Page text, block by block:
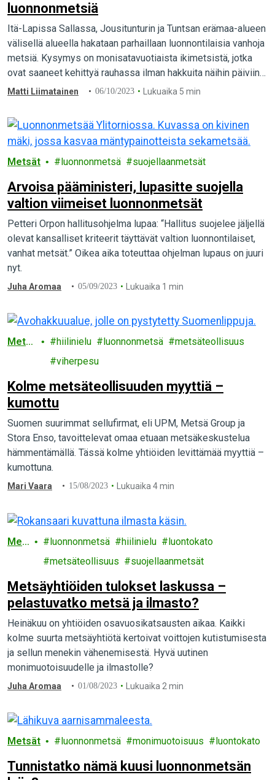
luonnonmetsiä
Itä-Lapissa Sallassa, Jousitunturin ja Tuntsan erämaa-alueen
välisellä alueella hakataan parhaillaan luonnontilaisia vanhoja
metsiä. Kysymys on monisatavuotiaista ikimetsistä, jotka
ovat saaneet kehittyä rauhassa ilman hakkuita näihin päiviin
asti. Tällaiset metsät ovat…
Matti Liimatainen 06/10/2023 Lukuaika 5 min
Metsät luonnonmetsä suojellaanmetsät
Arvoisa pääministeri, lupasitte suojella
valtion viimeiset luonnonmetsät
Petteri Orpon hallitusohjelma lupaa: “Hallitus suojelee jäljellä
olevat kansalliset kriteerit täyttävät valtion luonnontilaiset,
vanhat metsät.” Oikea aika toteuttaa ohjelman lupaus on juuri
nyt.
Juha Aromaa 05/09/2023 Lukuaika 1 min
Mets
hiilinielu luonnonmetsä
metsäteollisuus
viherpesu
Kolme metsäteollisuuden myyttiä –
kumottu
Suomen suurimmat sellufirmat, eli UPM, Metsä Group ja
Stora Enso, tavoittelevat omaa etuaan metsäkeskustelua
hämmentämällä. Tässä kolme yhtiöiden levittämää myyttiä –
kumottuna.
Mari Vaara 15/08/2023 Lukuaika 4 min
Met
luonnonmetsä hiilinielu
luontokato
metsäteollisuus
suojellaanmetsät
Metsäyhtiöiden tulokset laskussa –
pelastuvatko metsä ja ilmasto?
Heinäkuu on yhtiöiden osavuosikatsausten aikaa. Kaikki
kolme suurta metsäyhtiötä kertoivat voittojen kutistumisesta
ja sellun menekin vähenemisestä. Hyvä uutinen
monimuotoisuudelle ja ilmastolle?
Juha Aromaa 01/08/2023 Lukuaika 2 min
Metsät luonnonmetsä monimuotoisuus luontokato
Tunnistatko nämä kuusi luonnonmetsän